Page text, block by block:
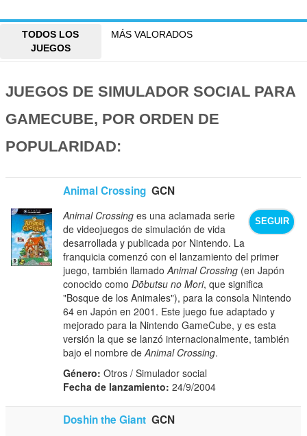
TODOS LOS
JUEGOS
MÁS VALORADOS
JUEGOS DE SIMULADOR SOCIAL PARA
GAMECUBE, POR ORDEN DE
POPULARIDAD:
Animal Crossing GCN
SEGUIR
Animal Crossing es una aclamada serie
de videojuegos de simulación de vida
desarrollada y publicada por Nintendo. La
franquicia comenzó con el lanzamiento del primer
juego, también llamadoAnimal Crossing (en Japón
conocido comoDōbutsu no Mori, que significa
"Bosque de los Animales"), para la consola Nintendo
64 en Japón en 2001. Este juego fue adaptado y
mejorado para la Nintendo GameCube, y es esta
versión la que se lanzó internacionalmente, también
bajo el nombre deAnimal Crossing.
Género: Otros / Simulador social
Fecha de lanzamiento: 24/9/2004
Doshin the Giant GCN